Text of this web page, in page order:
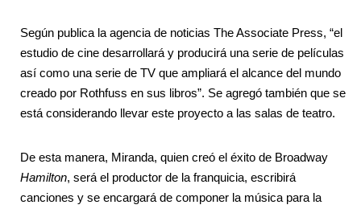
Según publica la agencia de noticias The Associate Press, “el
estudio de cine desarrollará y producirá una serie de películas
así como una serie de TV que ampliará el alcance del mundo
creado por Rothfuss en sus libros”. Se agregó también que se
está considerando llevar este proyecto a las salas de teatro.
De esta manera, Miranda, quien creó el éxito de Broadway
Hamilton, será el productor de la franquicia, escribirá
canciones y se encargará de componer la música para la